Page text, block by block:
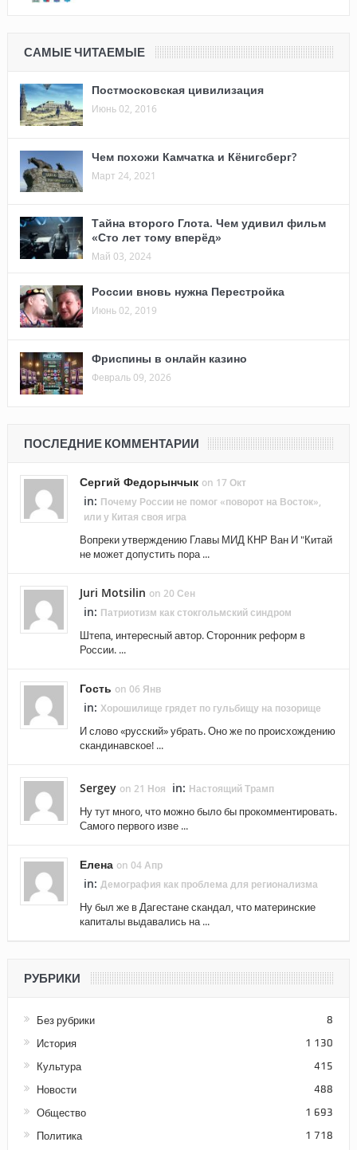
САМЫЕ ЧИТАЕМЫЕ
Постмосковская цивилизация
Июнь 02, 2016
Чем похожи Камчатка и Кёнигсберг?
Март 24, 2021
Тайна второго Глота. Чем удивил фильм
«Сто лет тому вперёд»
Май 03, 2024
России вновь нужна Перестройка
Июнь 02, 2019
Фриспины в онлайн казино
Февраль 09, 2026
ПОСЛЕДНИЕ КОММЕНТАРИИ
Сергий Федорынчык on 17 Окт
in: Почему России не помог «поворот на Восток»,
или у Китая своя игра
Вопреки утверждению Главы МИД КНР Ван И "Китай
не может допустить пора ...
Juri Motsilin on 20 Сен
in: Патриотизм как стокгольмский синдром
Штепа, интересный автор. Сторонник реформ в
России. ...
Гость on 06 Янв
in: Хорошилище грядет по гульбищу на позорище
И слово «русский» убрать. Оно же по происхождению
скандинавское! ...
Sergey on 21 Ноя in: Настоящий Трамп
Ну тут много, что можно было бы прокомментировать.
Самого первого изве ...
Елена on 04 Апр
in: Демография как проблема для регионализма
Ну был же в Дагестане скандал, что материнские
капиталы выдавались на ...
РУБРИКИ
Без рубрики 8
История 1 130
Культура 415
Новости 488
Общество 1 693
Политика 1 718